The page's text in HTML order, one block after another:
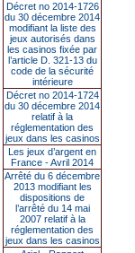
Décret no 2014-1726
du 30 décembre 2014
modifiant la liste des
jeux autorisés dans
les casinos fixée par
l’article D. 321-13 du
code de la sécurité
intérieure
Décret no 2014-1724
du 30 décembre 2014
relatif à la
réglementation des
jeux dans les casinos
Les jeux d’argent en
France - Avril 2014
Arrêté du 6 décembre
2013 modifiant les
dispositions de
l’arrêté du 14 mai
2007 relatif à la
réglementation des
jeux dans les casinos